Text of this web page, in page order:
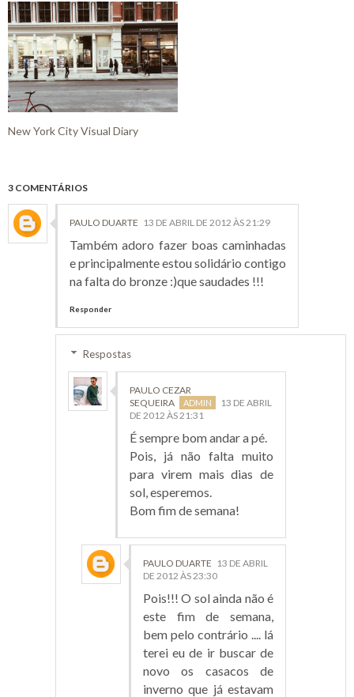
New York City Visual Diary
3 COMENTÁRIOS
PAULO DUARTE 13 DE ABRIL DE 2012 ÀS 21:29
Também adoro fazer boas caminhadas
e principalmente estou solidário contigo
na falta do bronze :)que saudades !!!
Responder
Respostas
PAULO CEZAR
SEQUEIRA
13 DE ABRIL
DE 2012 ÀS 21:31
É sempre bom andar a pé.
Pois, já não falta muito
para virem mais dias de
sol, esperemos.
Bom fim de semana!
PAULO DUARTE 13 DE ABRIL
DE 2012 ÀS 23:30
Pois!!! O sol ainda não é
este fim de semana,
bem pelo contrário .... lá
terei eu de ir buscar de
novo os casacos de
inverno que já estavam